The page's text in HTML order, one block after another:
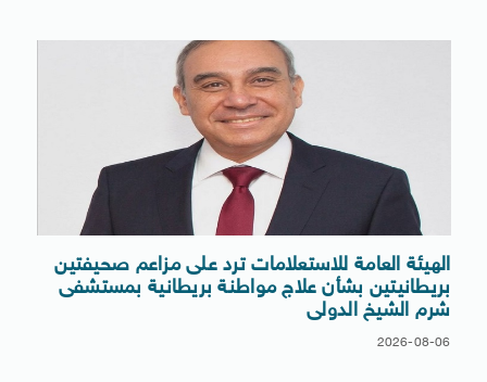
الهيئة العامة للاستعلامات ترد على مزاعم صحيفتين
بريطانيتين بشأن علاج مواطنة بريطانية بمستشفى
شرم الشيخ الدولى
2026-08-06